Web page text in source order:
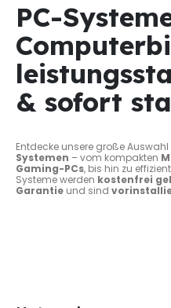
PC-
& sofort
Entdecke unsere große
Systemen – vom kompakten
Gaming-PCs, bis hin zu
Systeme werden kostenfrei
Garantie und sind